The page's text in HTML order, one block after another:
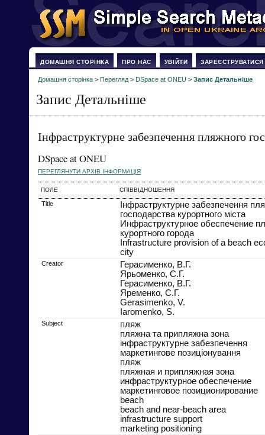
ДОМАШНЯ СТОРІНКА ПРО НАС УВІЙТИ ЗАРЕЄСТРУВАТИСЯ
Домашня сторінка > Перегляд > DSpace at ONEU > Запис Детальніше
Запис Детальніше
Інфраструктурне забезпечення пляжного
DSpace at ONEU
ПЕРЕГЛЯНУТИ АРХІВ ІНФОРМАЦІЯ
ПОЛЕ СПІВВІДНОШЕННЯ
Title
Інфраструктурне забезпечення
господарства курортного міста
Инфраструктурное обеспечение
курортного города
Infrastructure provision of a beach
city
Creator
Герасименко, В.Г.
Ярьоменко, С.Г.
Герасименко, В.Г.
Яременко, С.Г.
Gerasimenko, V.
Iaromenko, S.
Subject
пляж
пляжна та припляжна зона
інфраструктурне забезпечення
маркетингове позиціонування
пляж
пляжная и припляжная зона
инфраструктурное обеспечение
маркетинговое позиционирование
beach
beach and near-beach area
infrastructure support
marketing positioning